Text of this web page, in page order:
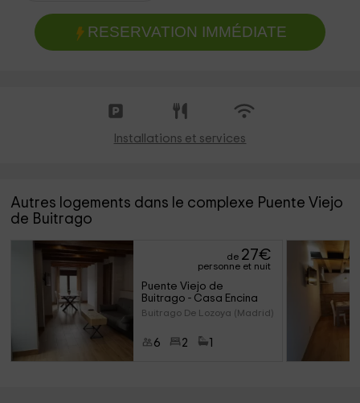
RESERVATION IMMÉDIATE
Installations et services
Autres logements dans le complexe Puente Viejo
de Buitrago
de 27€
personne et nuit
Puente Viejo de
Buitrago - Casa Encina
Buitrago De Lozoya (Madrid)
6 2